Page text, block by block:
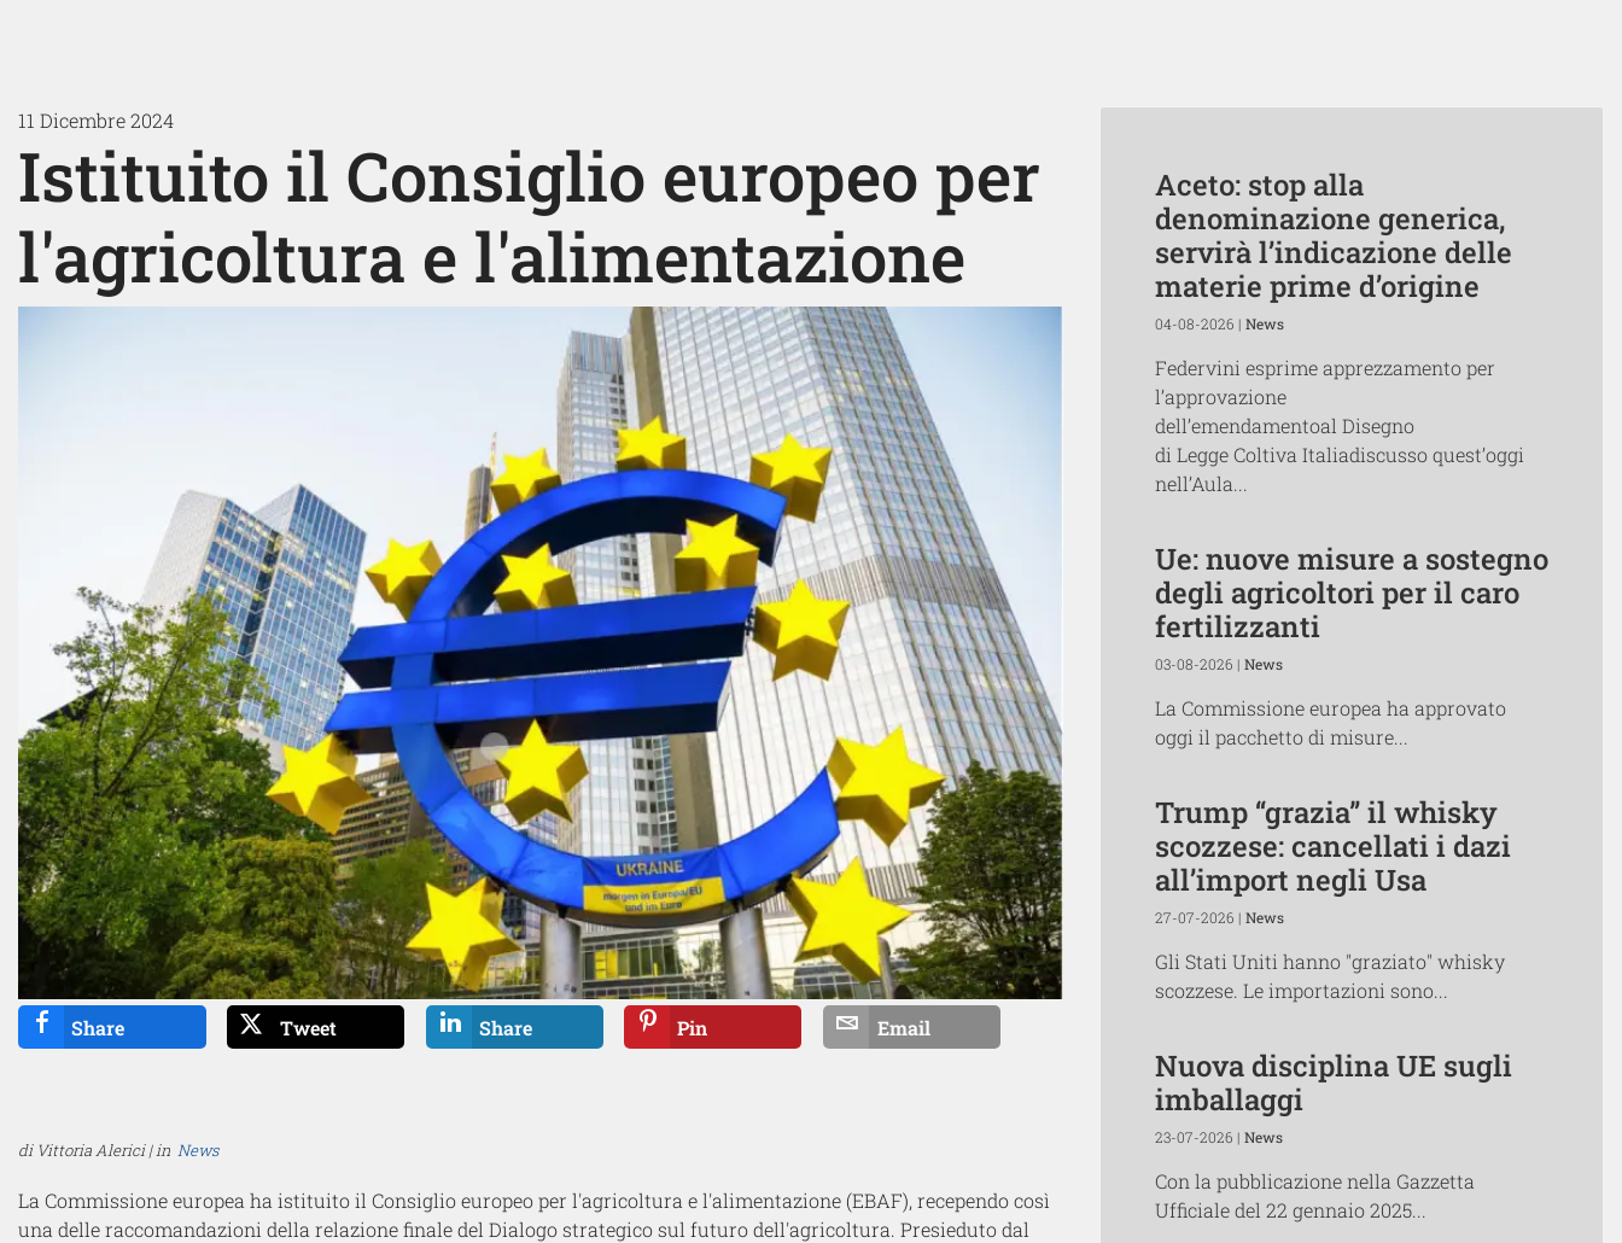
11 Dicembre 2024
Istituito il Consiglio europeo per
l'agricoltura e l'alimentazione
Share Tweet Share Pin Email
di Vittoria Alerici | in News
La Commissione europea ha istituito il Consiglio europeo per l'agricoltura e l'alimentazione (EBAF), recependo così
una delle raccomandazioni della relazione finale del Dialogo strategico sul futuro dell'agricoltura. Presieduto dal
Aceto: stop alla
denominazione generica,
servirà l’indicazione delle
materie prime d’origine
04-08-2026 | News
Federvini esprime apprezzamento per
l’approvazione
dell’emendamentoal Disegno
di Legge Coltiva Italiadiscusso quest’oggi
nell’Aula...
Ue: nuove misure a sostegno
degli agricoltori per il caro
fertilizzanti
03-08-2026 | News
La Commissione europea ha approvato
oggi il pacchetto di misure...
Trump “grazia” il whisky
scozzese: cancellati i dazi
all’import negli Usa
27-07-2026 | News
Gli Stati Uniti hanno "graziato" whisky
scozzese. Le importazioni sono...
Nuova disciplina UE sugli
imballaggi
23-07-2026 | News
Con la pubblicazione nella Gazzetta
Ufficiale del 22 gennaio 2025...